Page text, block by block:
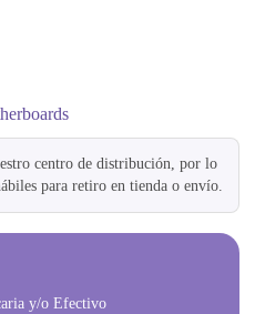
centro de distribución, por lo
para retiro en tienda o envío.
y/o Efectivo